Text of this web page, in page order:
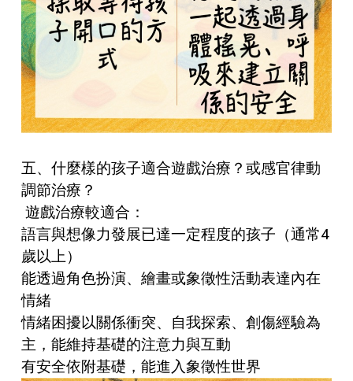
五、什麼樣的孩子適合遊戲治療？或感官律動
調節治療？
遊戲治療較適合：
語言與想像力發展已達一定程度的孩子（通常4
歲以上）
能透過角色扮演、繪畫或象徵性活動表達內在
情緒
情緒困擾以關係衝突、自我探索、創傷經驗為
主，能維持基礎的注意力與互動
有安全依附基礎，能進入象徵性世界